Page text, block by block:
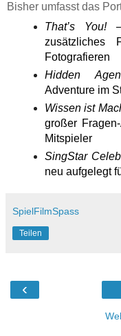
Bisher umfasst das
That’s You!–
zusätzliches
Fotografieren
Hidden
Adventure im
Wissen ist
großer
Mitspieler
SingStar
neu aufgelegt
SpielFilmSpass
Teilen
‹